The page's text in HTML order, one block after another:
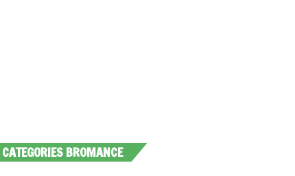
CATEGORIES BROMANCE